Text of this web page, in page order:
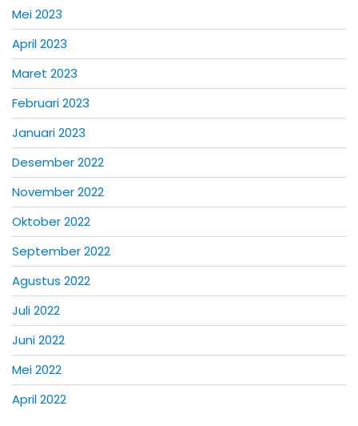
Mei 2023
April 2023
Maret 2023
Februari 2023
Januari 2023
Desember 2022
November 2022
Oktober 2022
September 2022
Agustus 2022
Juli 2022
Juni 2022
Mei 2022
April 2022